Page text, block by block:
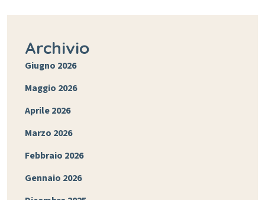
Archivio
Giugno 2026
Maggio 2026
Aprile 2026
Marzo 2026
Febbraio 2026
Gennaio 2026